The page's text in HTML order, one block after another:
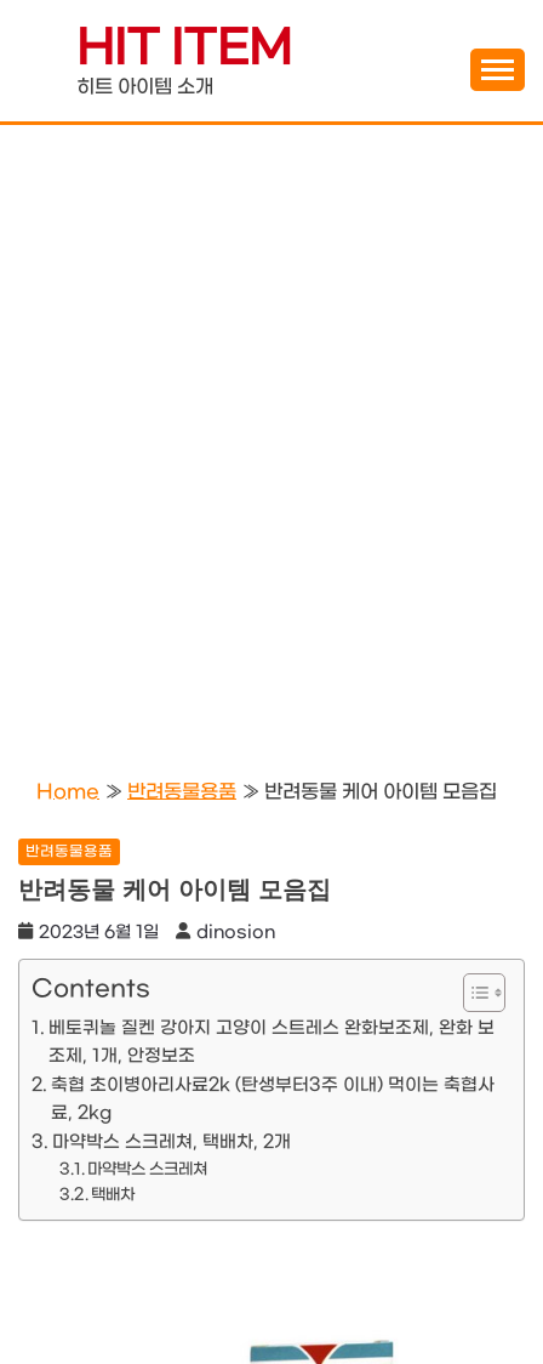
contentHIT ITEM
히트 아이템 소개
Home » 반려동물용품 » 반려동물 케어 아이템 모음집
반려동물용품
반려동물 케어 아이템 모음집
2023년 6월 1일 dinosion
Contents
베토퀴놀 질켄 강아지 고양이 스트레스 완화보조제, 완화 보
조제, 1개, 안정보조
축협 초이병아리사료2k (탄생부터3주 이내) 먹이는 축협사
료, 2kg
마약박스 스크레쳐, 택배차, 2개
마약박스 스크레쳐
택배차